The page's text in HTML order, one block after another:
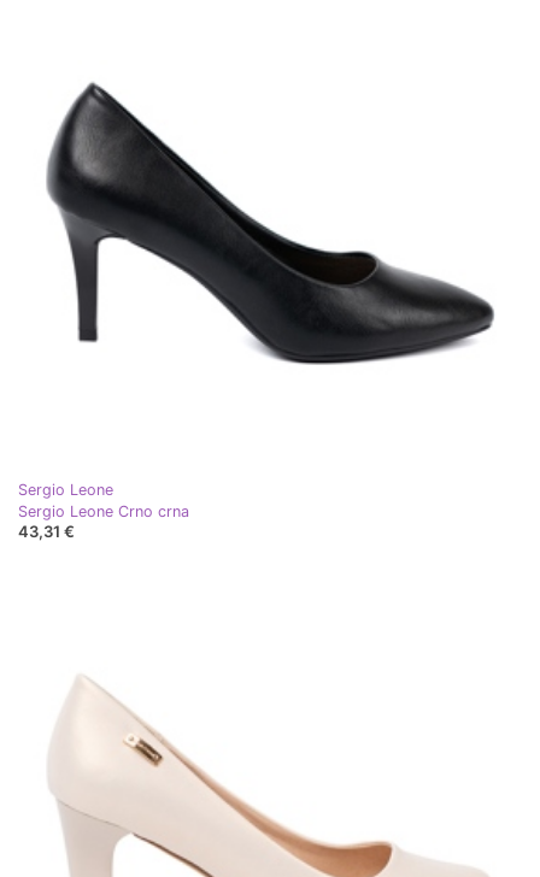
Sergio Leone
Sergio Leone Crno crna
43,31 €